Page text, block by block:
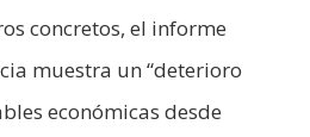
concretos, el informe
muestra un “deterioro
económicas desde